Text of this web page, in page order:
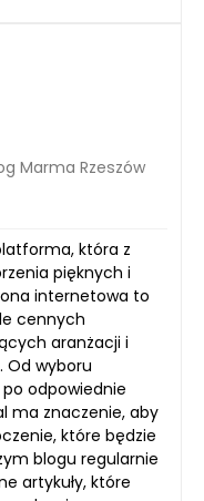
Marma Rzeszów
która z
pięknych i
internetowa to
cennych
aranżacji i
Od wyboru
odpowiednie
ma znaczenie, aby
które będzie
blogu regularnie
artykuły, które